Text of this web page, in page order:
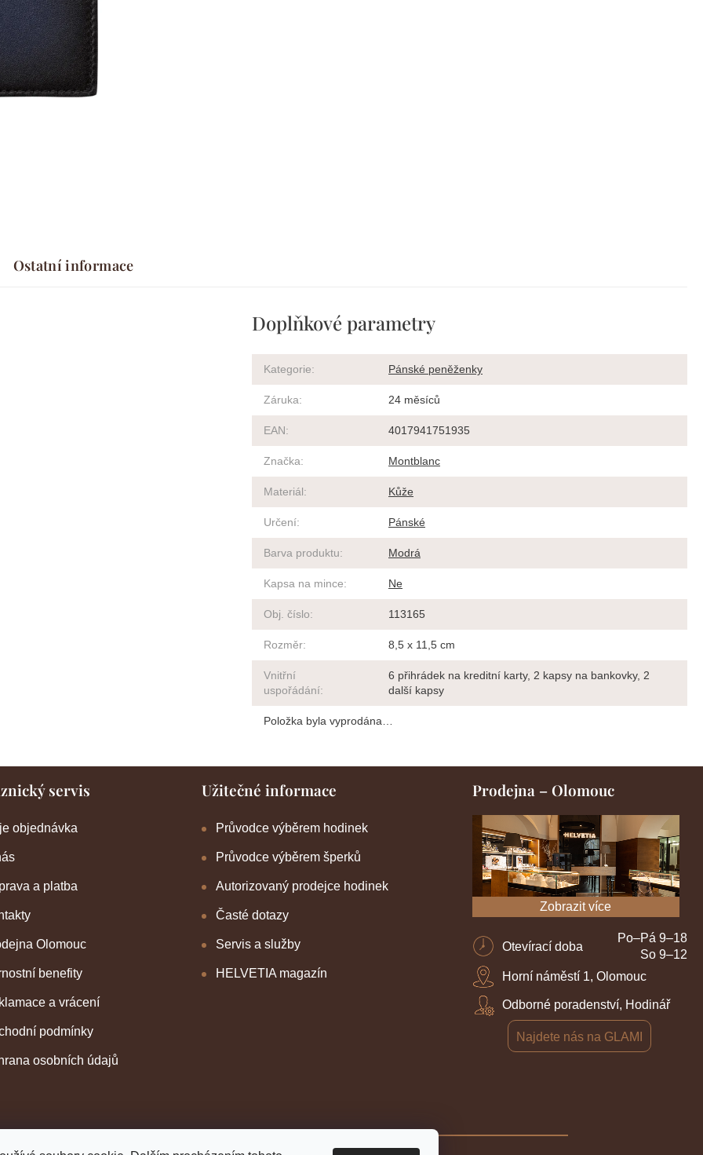
Ostatní informace
Doplňkové parametry
Kategorie: Pánské peněženky
Záruka: 24 měsíců
EAN: 4017941751935
Značka: Montblanc
Materiál: Kůže
Určení: Pánské
Barva produktu: Modrá
Kapsa na mince: Ne
Obj. číslo: 113165
Rozměr: 8,5 x 11,5 cm
Vnitřní
uspořádání:
6 přihrádek na kreditní karty, 2 kapsy na bankovky, 2
další kapsy
Položka byla vyprodána…
servis
objednávka
a platba
Olomouc
benefity
a vrácení
podmínky
osobních údajů
Užitečné informace
Průvodce výběrem hodinek
Průvodce výběrem šperků
Autorizovaný prodejce hodinek
Časté dotazy
Servis a služby
HELVETIA magazín
Prodejna – Olomouc
Zobrazit více
Otevírací doba
Po–Pá 9–18
So 9–12
Horní náměstí 1, Olomouc
Odborné poradenství, Hodinář
Najdete nás na GLAMI